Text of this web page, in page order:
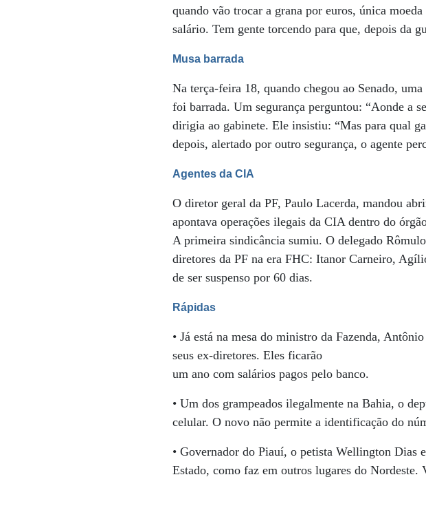
quando vão trocar a grana por euros, única
salário. Tem gente torcendo para que, depois da
Musa barrada
Na terça-feira 18, quando chegou ao Senado,
foi barrada. Um segurança perguntou: “Aonde a
dirigia ao gabinete. Ele insistiu: “Mas para qual
depois, alertado por outro segurança, o agente
Agentes da CIA
O diretor geral da PF, Paulo Lacerda, mandou
apontava operações ilegais da CIA dentro do
A primeira sindicância sumiu. O delegado
diretores da PF na era FHC: Itanor Carneiro,
de ser suspenso por 60 dias.
Rápidas
• Já está na mesa do ministro da Fazenda,
seus ex-diretores. Eles ficarão
um ano com salários pagos pelo banco.
• Um dos grampeados ilegalmente na Bahia, o
celular. O novo não permite a identificação do
• Governador do Piauí, o petista Wellington Dias
Estado, como faz em outros lugares do Nordeste.